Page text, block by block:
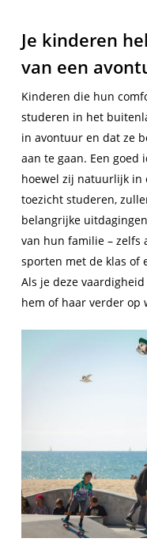
Je kinderen
van een
Kinderen die hun
studeren in het
in avontuur en dat ze
aan te gaan. Een goed
hoewel zij natuurlijk in
toezicht studeren,
belangrijke
van hun familie – zelfs
sporten met de klas of
Als je deze
hem of haar verder op